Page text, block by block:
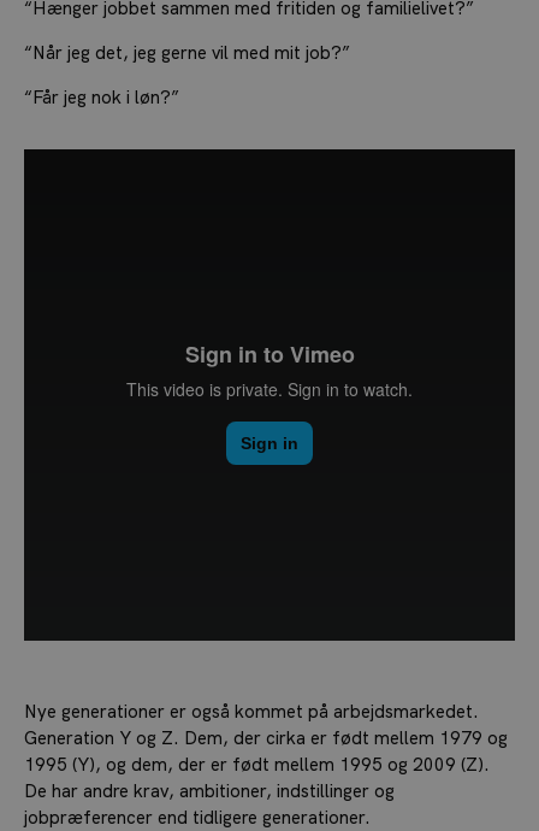
“Hænger jobbet sammen med fritiden og familielivet?”
“Når jeg det, jeg gerne vil med mit job?”
“Får jeg nok i løn?”
Nye generationer er også kommet på arbejdsmarkedet.
Generation Y og Z. Dem, der cirka er født mellem 1979 og
1995 (Y), og dem, der er født mellem 1995 og 2009 (Z).
De har andre krav, ambitioner, indstillinger og
jobpræferencer end tidligere generationer.